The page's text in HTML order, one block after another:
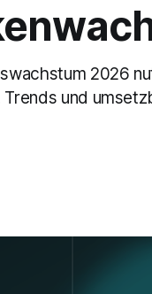
2026
und